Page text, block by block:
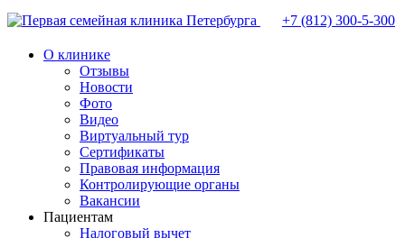
+7 (812) 300-5-300
О клинике
Отзывы
Новости
Фото
Видео
Виртуальный тур
Сертификаты
Правовая информация
Контролирующие органы
Вакансии
Пациентам
Налоговый вычет